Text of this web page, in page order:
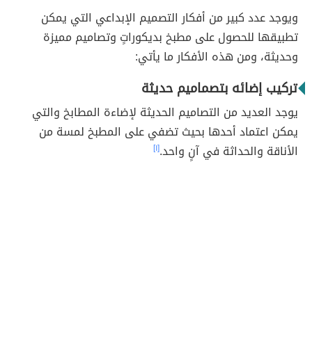
ويوجد عدد كبير من أفكار التصميم الإبداعي التي يمكن
تطبيقها للحصول على مطبخ بديكوراتٍ وتصاميم مميزة
وحديثة، ومن هذه الأفكار ما يأتي:
تركيب إضائه بتصماميم حديثة
يوجد العديد من التصاميم الحديثة لإضاءة المطابخ والتي
يمكن اعتماد أحدها بحيث تضفي على المطبخ لمسة من
الأناقة والحداثة في آنٍ واحد.[١]